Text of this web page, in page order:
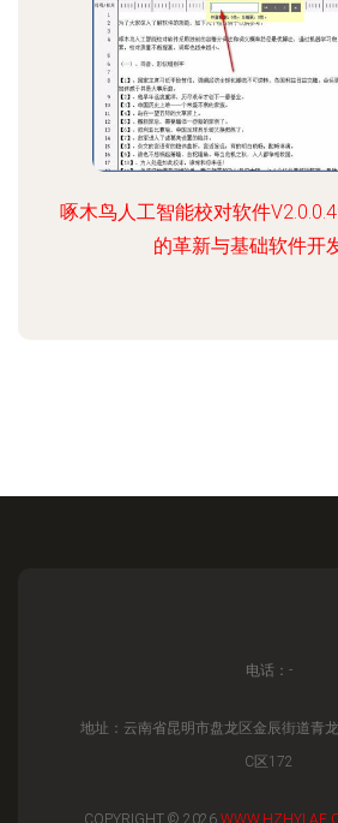
啄木鸟人工智能校对软件
的革新与基础软件开
电话：-
地址：云南省昆明市盘龙区金辰街道青
C区172
COPYRIGHT © 2026